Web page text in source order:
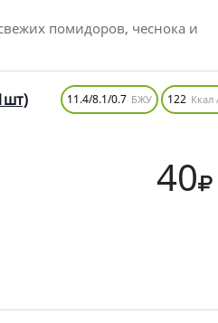
помидоров, чеснока и
11.4/8.1/0.7 БЖУ 122 Ккал
40